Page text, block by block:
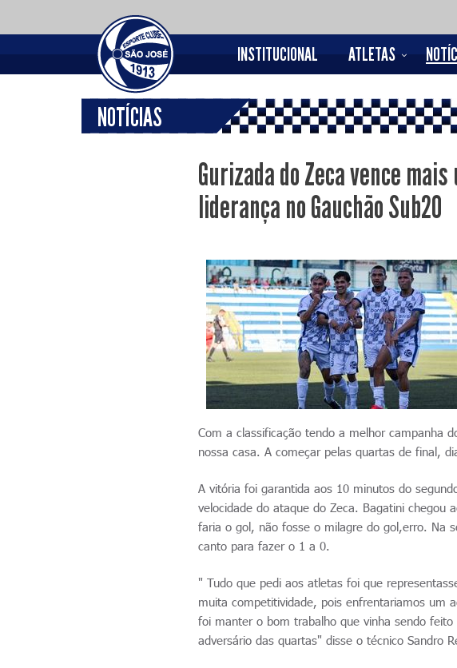
INSTITUCIONAL ATLETAS
NOTÍCIAS
Gurizada do Zeca vence
liderança no Gauchão Sub20
Com a classificação tendo a melhor campanha
nossa casa. A começar pelas quartas de final,
A vitória foi garantida aos 10 minutos do
velocidade do ataque do Zeca. Bagatini chegou
faria o gol, não fosse o milagre do gol,erro. Na
canto para fazer o 1 a 0.
" Tudo que pedi aos atletas foi que
muita competitividade, pois enfrentariamos um
foi manter o bom trabalho que vinha sendo
adversário das quartas" disse o técnico Sandro